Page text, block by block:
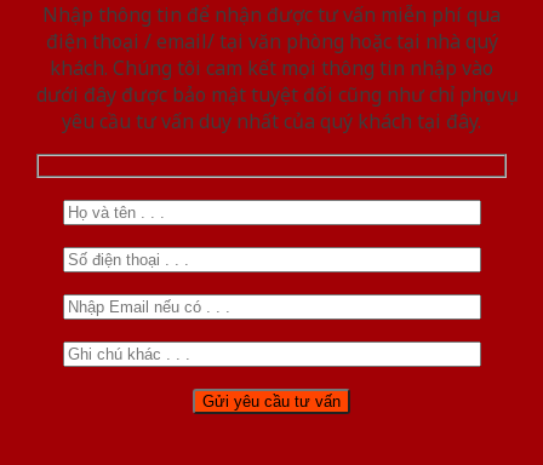
Nhập thông tin để nhận được tư vấn miễn phí qua
điện thoại / email/ tại văn phòng hoặc tại nhà quý
khách. Chúng tôi cam kết mọi thông tin nhập vào
dưới đây được bảo mật tuyệt đối cũng như chỉ phục vụ
yêu cầu tư vấn duy nhất của quý khách tại đây.